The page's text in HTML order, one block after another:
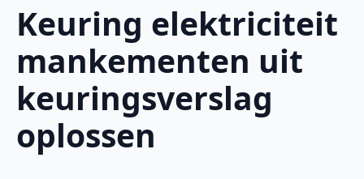
Keuring elektriciteit
mankementen uit
keuringsverslag
oplossen